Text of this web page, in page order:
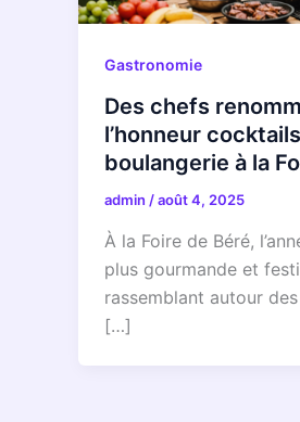
Gastronomie
Des chefs
l’honneur
boulangerie à la
admin /août 4, 2025
À la Foire de Béré,
plus gourmande et
rassemblant autour
[…]